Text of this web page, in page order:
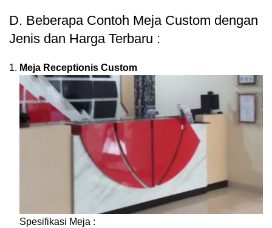
D. Beberapa Contoh Meja Custom dengan
Jenis dan Harga Terbaru :
Meja Receptionis Custom
Spesifikasi Meja :